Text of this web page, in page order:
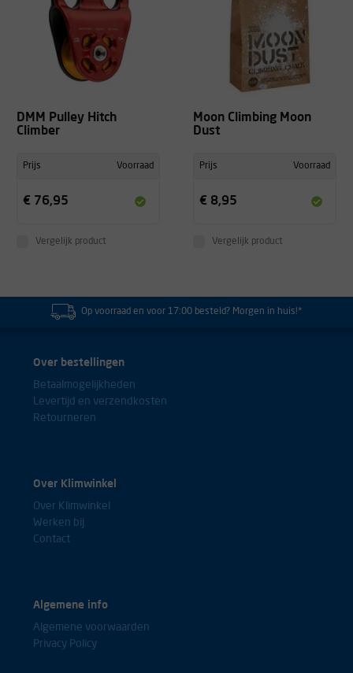
DMM Pulley Hitch
Climber
Prijs Voorraad
€ 76,95
Vergelijk product
Moon Climbing Moon
Dust
Prijs Voorraad
€ 8,95
Vergelijk product
Op voorraad en voor 17:00 besteld? Morgen in huis!*
Over bestellingen
Betaalmogelijkheden
Levertijd en verzendkosten
Retourneren
Over Klimwinkel
Over Klimwinkel
Werken bij
Contact
Algemene info
Algemene voorwaarden
Privacy Policy